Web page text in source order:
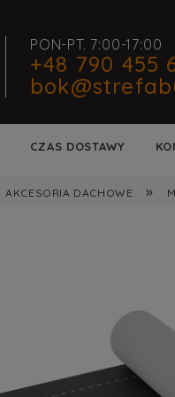
PON-PT. 7:00-17:00
+48 790 455
CZAS DOSTAWY
AKCESORIA DACHOWE »